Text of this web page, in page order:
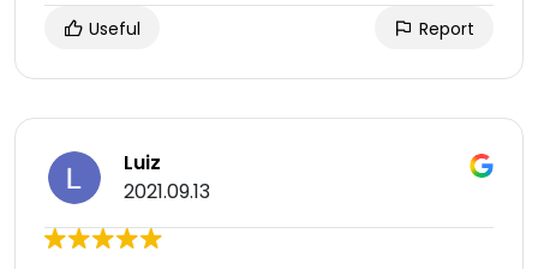
Useful Report
Luiz
2021.09.13